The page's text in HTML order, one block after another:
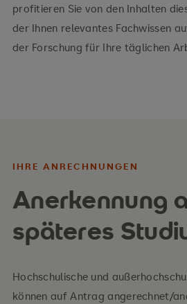
profitieren Sie von den Inhalten
der Ihnen relevantes Fachwissen
der Forschung für Ihre täglichen
IHRE ANRECHNUNGEN
Anerkennung
späteres
Hochschulische und
können auf Antrag angerechnet/